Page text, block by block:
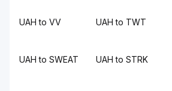
UAH to VV UAH to TWT
UAH to SWEAT UAH to STRK